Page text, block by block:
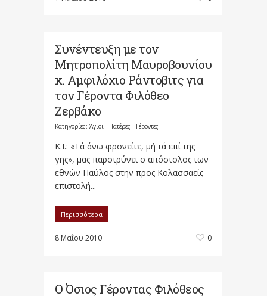
Συνέντευξη με τον
Μητροπολίτη Μαυροβουνίου
κ. Αμφιλόχιο Ράντοβιτς για
τον Γέροντα Φιλόθεο
Ζερβάκο
Κατηγορίες: Άγιοι - Πατέρες - Γέροντες
Κ.Ι.: «Τά άνω φρονείτε, μή τά επί της
γης», μας παροτρύνει ο απόστολος των
εθνών Παύλος στην προς Κολασσαείς
επιστολή...
Περισσότερα
8 Μαΐου 2010 0
Ο Όσιος Γέροντας Φιλόθεος